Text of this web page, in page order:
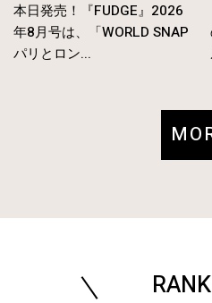
本日発売！『FUDGE』2026
年8月号は、「WORLD SNAP
パリとロン...